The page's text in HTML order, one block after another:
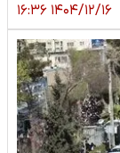
۱۴۰۴/۱۲/۱۶ ۱۶:۳۶